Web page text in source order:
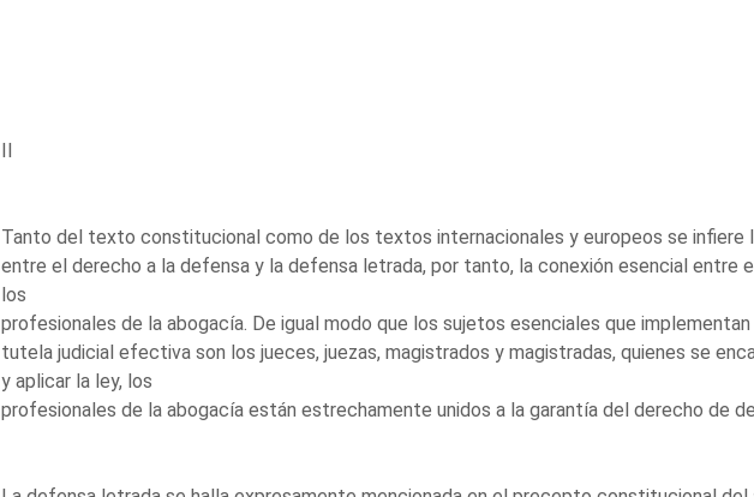
II
Tanto del texto constitucional como de los textos internacionales y europeos se infiere
entre el derecho a la defensa y la defensa letrada, por tanto, la conexión esencial entre
los
profesionales de la abogacía. De igual modo que los sujetos esenciales que
tutela judicial efectiva son los jueces, juezas, magistrados y magistradas, quienes se
y aplicar la ley, los
profesionales de la abogacía están estrechamente unidos a la garantía del derecho de